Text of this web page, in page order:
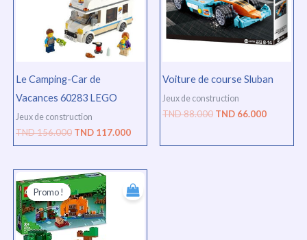
Le Camping-Car de
Vacances 60283 LEGO
Jeux de construction
TND156.000 TND 117.000
Voiture de course Sluban
Jeux de construction
TND88.000 TND 66.000
Promo !
Promo !
Le
initial
était :
TND
237.000.
prix
actuel